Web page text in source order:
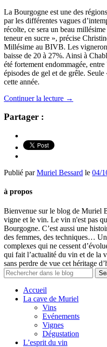
La Bourgogne est une des
par les différentes vagues
récolte, ce sera un beau
teneur en sucre », précise
Millésime au BIVB. Les
baisse de 20 à 27%. Ainsi à
été fortement endommagée,
épisodes de gel et de grêle.
cette année.
Continuer la lecture →
Partager :
Publié parMuriel Bessard le 04/
à propos
Bienvenue sur le blog de Muriel
vigne et le vin. Le vin n'est pas
Bourgogne. C’est aussi une
des femmes, des techniques…
complexes qui ne cessent
qui fait l’actualité du vin et de la
sans perdre de vue cet héritage
Accueil
La cave de Muriel
Vins
Evénements
Vignes
Dégustation
L’esprit du vin